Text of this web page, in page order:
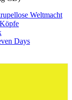
Weltmacht
Days